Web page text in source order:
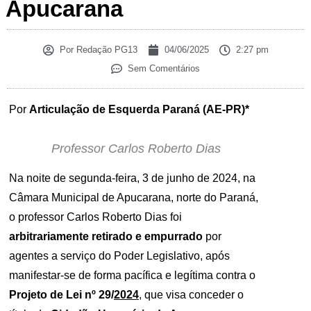
Apucarana
PorRedação PG13 04/06/2025
2:27 pm
Sem Comentários
Por Articulação de Esquerda Paraná (AE-PR)*
Professor Carlos Roberto Dias
Na noite de segunda-feira, 3 de junho de 2024, na
Câmara Municipal de Apucarana, norte do Paraná,
o professor Carlos Roberto Dias foi
arbitrariamente retirado e empurrado por
agentes a serviço do Poder Legislativo, após
manifestar-se de forma pacífica e legítima contra o
Projeto de Lei nº 29/2024, que visa conceder o